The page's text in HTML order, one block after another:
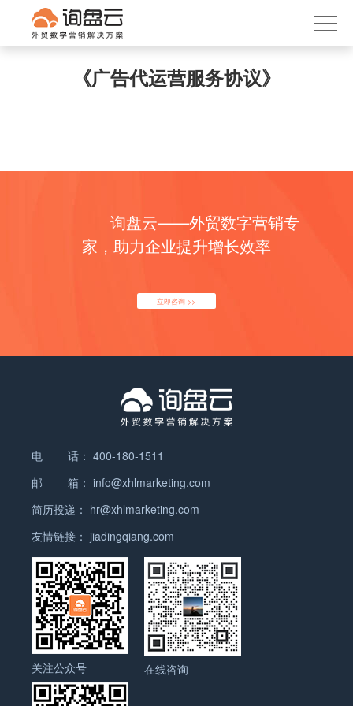
首页
产品服务
关于我们
《广告代运营服务协议》
询盘云——外贸数字营销专
家，助力企业提升增长效率
立即咨询 >>
电 话： 400-180-1511
邮 箱： info@xhlmarketing.com
简历投递： hr@xhlmarketing.com
友情链接： jiadingqiang.com
关注公众号 在线咨询
下载APP